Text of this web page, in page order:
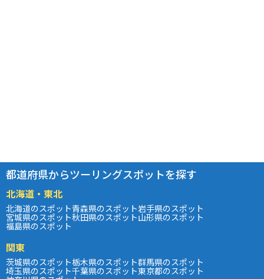
都道府県からツーリングスポットを探す
北海道・東北
北海道のスポット青森県のスポット岩手県のスポット
宮城県のスポット秋田県のスポット山形県のスポット
福島県のスポット
関東
茨城県のスポット栃木県のスポット群馬県のスポット
埼玉県のスポット千葉県のスポット東京都のスポット